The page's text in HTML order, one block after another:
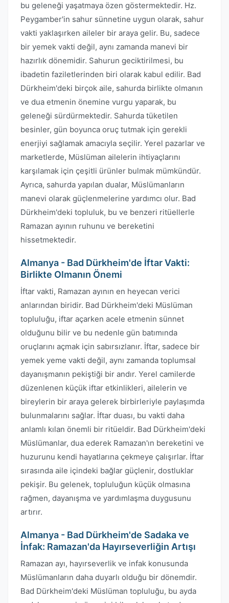
bu geleneği yaşatmaya özen göstermektedir. Hz.
Peygamber'in sahur sünnetine uygun olarak, sahur
vakti yaklaşırken aileler bir araya gelir. Bu, sadece
bir yemek vakti değil, aynı zamanda manevi bir
hazırlık dönemidir. Sahurun geciktirilmesi, bu
ibadetin faziletlerinden biri olarak kabul edilir. Bad
Dürkheim'deki birçok aile, sahurda birlikte olmanın
ve dua etmenin önemine vurgu yaparak, bu
geleneği sürdürmektedir. Sahurda tüketilen
besinler, gün boyunca oruç tutmak için gerekli
enerjiyi sağlamak amacıyla seçilir. Yerel pazarlar ve
marketlerde, Müslüman ailelerin ihtiyaçlarını
karşılamak için çeşitli ürünler bulmak mümkündür.
Ayrıca, sahurda yapılan dualar, Müslümanların
manevi olarak güçlenmelerine yardımcı olur. Bad
Dürkheim'deki topluluk, bu ve benzeri ritüellerle
Ramazan ayının ruhunu ve bereketini
hissetmektedir.
Almanya - Bad Dürkheim'de İftar Vakti:
Birlikte Olmanın Önemi
İftar vakti, Ramazan ayının en heyecan verici
anlarından biridir. Bad Dürkheim'deki Müslüman
topluluğu, iftar açarken acele etmenin sünnet
olduğunu bilir ve bu nedenle gün batımında
oruçlarını açmak için sabırsızlanır. İftar, sadece bir
yemek yeme vakti değil, aynı zamanda toplumsal
dayanışmanın pekiştiği bir andır. Yerel camilerde
düzenlenen küçük iftar etkinlikleri, ailelerin ve
bireylerin bir araya gelerek birbirleriyle paylaşımda
bulunmalarını sağlar. İftar duası, bu vakti daha
anlamlı kılan önemli bir ritüeldir. Bad Dürkheim'deki
Müslümanlar, dua ederek Ramazan'ın bereketini ve
huzurunu kendi hayatlarına çekmeye çalışırlar. İftar
sırasında aile içindeki bağlar güçlenir, dostluklar
pekişir. Bu gelenek, topluluğun küçük olmasına
rağmen, dayanışma ve yardımlaşma duygusunu
artırır.
Almanya - Bad Dürkheim'de Sadaka ve
İnfak: Ramazan'da Hayırseverliğin Artışı
Ramazan ayı, hayırseverlik ve infak konusunda
Müslümanların daha duyarlı olduğu bir dönemdir.
Bad Dürkheim'deki Müslüman topluluğu, bu ayda